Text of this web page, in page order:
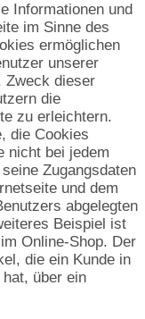
Informationen und
im Sinne des
ermöglichen
unserer
Zweck dieser
die
zu erleichtern.
die Cookies
nicht bei jedem
Zugangsdaten
und dem
abgelegten
Beispiel ist
Online-Shop. Der
die ein Kunde in
über ein